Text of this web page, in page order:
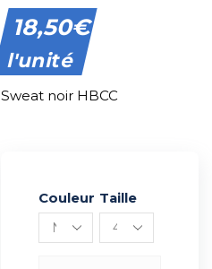
18,50€
l'unité
Sweat noir HBCC
Couleur Taille
Alternative: